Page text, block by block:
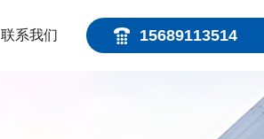
15689113514
联系我们